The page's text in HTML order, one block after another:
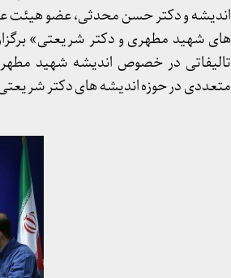
اندیشه و دکتر حسن محدثی، عضو هیئت
های شهید مطهری و دکتر شریعتی»
تالیفاتی در خصوص اندیشه شهید
متعددی در حوزه اندیشه های دکتر